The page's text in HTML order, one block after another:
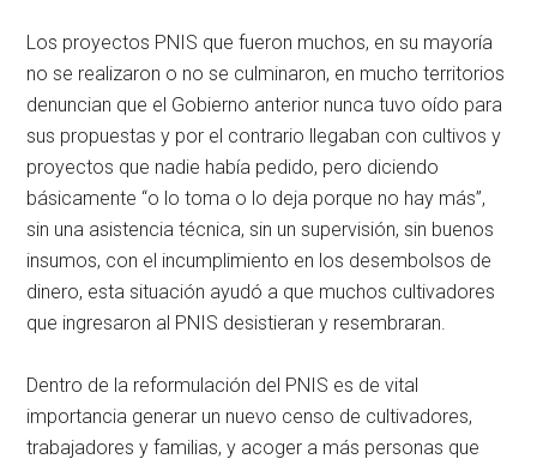
Los proyectos PNIS que fueron muchos, en su mayoría
no se realizaron o no se culminaron, en mucho territorios
denuncian que el Gobierno anterior nunca tuvo oído para
sus propuestas y por el contrario llegaban con cultivos y
proyectos que nadie había pedido, pero diciendo
básicamente “o lo toma o lo deja porque no hay más”,
sin una asistencia técnica, sin un supervisión, sin buenos
insumos, con el incumplimiento en los desembolsos de
dinero, esta situación ayudó a que muchos cultivadores
que ingresaron al PNIS desistieran y resembraran.
Dentro de la reformulación del PNIS es de vital
importancia generar un nuevo censo de cultivadores,
trabajadores y familias, y acoger a más personas que